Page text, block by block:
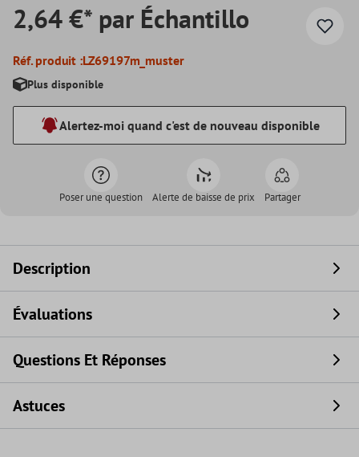
2,64 €* par Échantillo
Réf. produit :LZ69197m_muster
Plus disponible
Alertez-moi quand c'est de nouveau disponible
Poser une question Alerte de baisse de prix Partager
Description
Évaluations
Questions Et Réponses
Astuces